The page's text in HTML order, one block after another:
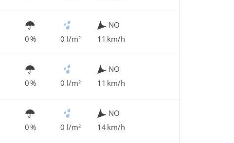
0 % 0 l/m²
NO
11 km/h
0 % 0 l/m²
NO
11 km/h
0 % 0 l/m²
NO
14 km/h